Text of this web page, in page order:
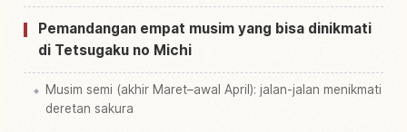
Pemandangan empat musim yang bisa dinikmati
di Tetsugaku no Michi
Musim semi (akhir Maret–awal April): jalan-jalan menikmati
deretan sakura